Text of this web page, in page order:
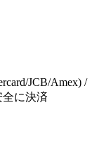
JCB/Amex) /
全に決済